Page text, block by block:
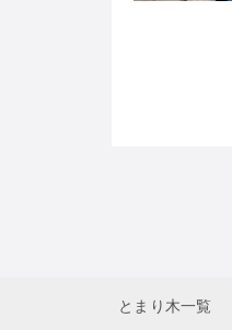
とまり木一覧